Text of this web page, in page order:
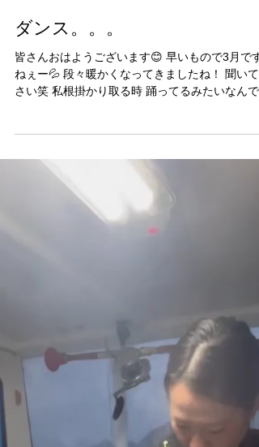
miraikirin
2025年3月1日
ダンス。。。
さい笑 私根掛かり取る時 踊ってるみたいなんで
😹 根掛かりダンス笑 男女群島初ですかねぇー い
や！釣り界初ですねぇ✨ もしかしたら流行るかも
しれません笑...